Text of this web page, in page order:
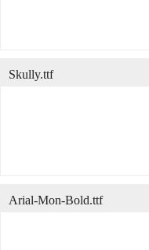
Skully.ttf
Arial-Mon-Bold.ttf